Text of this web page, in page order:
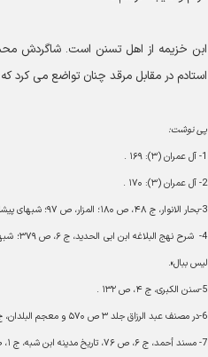
ابن خزيمه از اهل تسنن است. شاگردش
استادم در مقابل مرقد چنان تواضع مى‏ كرد
پی نوشت:
1- آل عمران (۳): ۱۶۹ .
2- آل عمران (۳): ۱۷۰ .
3-بحار الانوار، ج ۴۸، ص ۱۸۰؛ المزار، ص ۹۷؛ شبهاى پيشاور، ص ۲۵۶ «أشهد أنّك تسمع كلامي و تردّجوابي».
ليس ببال».
5-سنن الكبرى، ج ۴، ص ۱۳۲ .
6-در مصنف عبد الرزاق جلد ۳ ص ۵۷۰ و معجم البلدان، ج ۲، ص ۲۱۴ .
7- مسند أحمد، ج ۶، ص ۷۶، تاريخ مدينه ابن شبه، ج ۱، ص ۹۴ .